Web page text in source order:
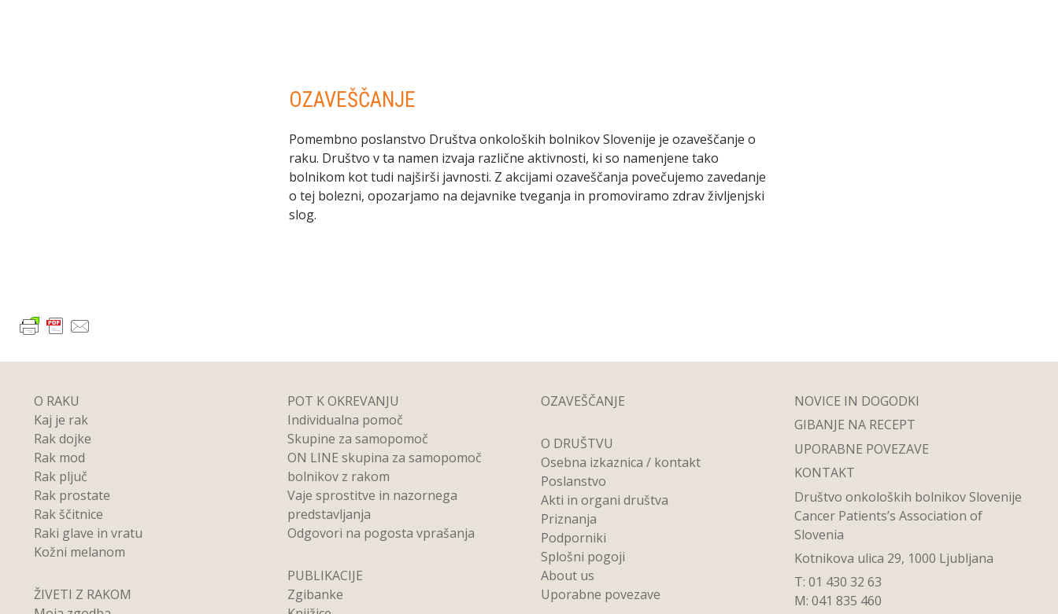
OZAVEŠČANJE
Pomembno poslanstvo Društva onkoloških bolnikov Slovenije je ozaveščanje o
raku. Društvo v ta namen izvaja različne aktivnosti, ki so namenjene tako
bolnikom kot tudi najširši javnosti. Z akcijami ozaveščanja povečujemo zavedanje
o tej bolezni, opozarjamo na dejavnike tveganja in promoviramo zdrav življenjski
slog.
O RAKU
Kaj je rak
Rak dojke
Rak mod
Rak pljuč
Rak prostate
Rak ščitnice
Raki glave in vratu
Kožni melanom
ŽIVETI Z RAKOM
POT K OKREVANJU
Individualna pomoč
Skupine za samopomoč
ON LINE skupina za samopomoč
bolnikov z rakom
Vaje sprostitve in nazornega
predstavljanja
Odgovori na pogosta vprašanja
PUBLIKACIJE
Zgibanke
OZAVEŠČANJE
O DRUŠTVU
Osebna izkaznica / kontakt
Poslanstvo
Akti in organi društva
Priznanja
Podporniki
Splošni pogoji
About us
Uporabne povezave
NOVICE IN DOGODKI
GIBANJE NA RECEPT
UPORABNE POVEZAVE
KONTAKT
Društvo onkoloških bolnikov Slovenije
Cancer Patients’s Association of
Slovenia
Kotnikova ulica 29, 1000 Ljubljana
T: 01 430 32 63
M: 041 835 460